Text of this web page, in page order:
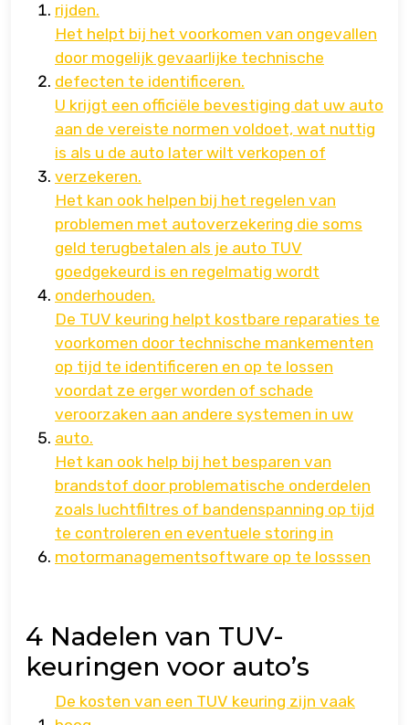
rijden.
Het helpt bij het voorkomen van ongevallen
door mogelijk gevaarlijke technische
defecten te identificeren.
U krijgt een officiële bevestiging dat uw auto
aan de vereiste normen voldoet, wat nuttig
is als u de auto later wilt verkopen of
verzekeren.
Het kan ook helpen bij het regelen van
problemen met autoverzekering die soms
geld terugbetalen als je auto TUV
goedgekeurd is en regelmatig wordt
onderhouden.
De TUV keuring helpt kostbare reparaties te
voorkomen door technische mankementen
op tijd te identificeren en op te lossen
voordat ze erger worden of schade
veroorzaken aan andere systemen in uw
auto.
Het kan ook help bij het besparen van
brandstof door problematische onderdelen
zoals luchtfiltres of bandenspanning op tijd
te controleren en eventuele storing in
motormanagementsoftware op te losssen
4 Nadelen van TUV-
keuringen voor auto’s
De kosten van een TUV keuring zijn vaak